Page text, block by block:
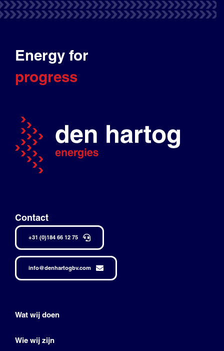
Energy for
progress
Contact
+31 (0)184 66 12 75
info@denhartogbv.com
Wat wij doen
Wie wij zijn